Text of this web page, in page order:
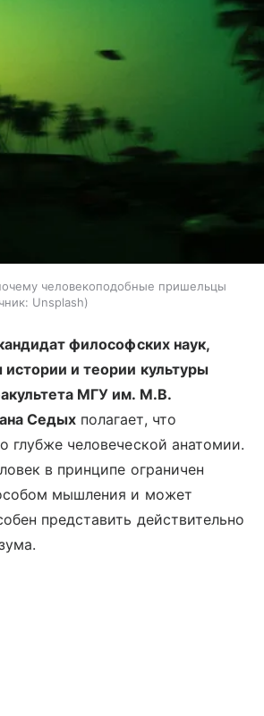
человекоподобные пришельцы
Unsplash
философских наук,
и теории культуры
МГУ им. М.В.
Седых полагает, что
глубже человеческой анатомии.
в принципе ограничен
мышления и может
представить действительно